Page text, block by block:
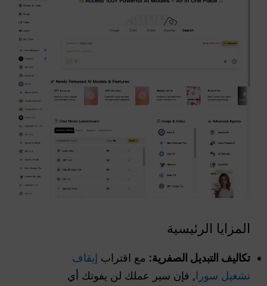
المزايا الرئيسية
تكاليف التبديل الصفرية: مع اقتراب إيقاف
تشغيل سورا, فإن سير عملك لن يفوتك أي